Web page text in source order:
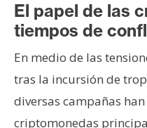
El papel de las
tiempos de
En medio de las
tras la incursión de
diversas campañas
criptomonedas